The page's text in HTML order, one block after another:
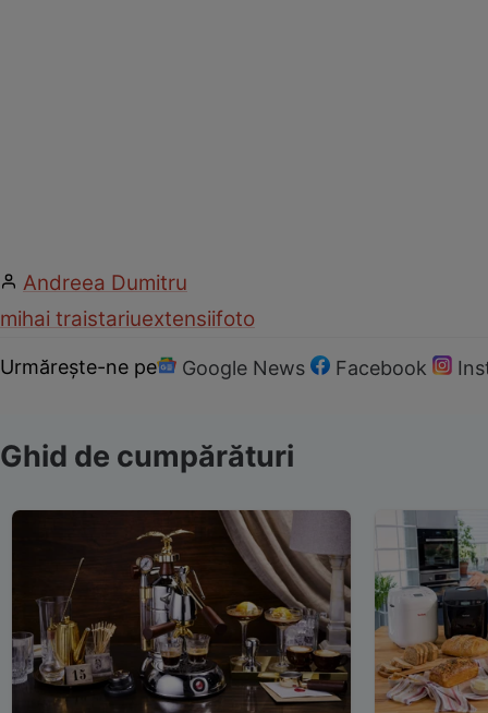
Andreea Dumitru
mihai traistariuextensiifoto
Urmărește-ne pe Google News Facebook
Ghid de cumpărături